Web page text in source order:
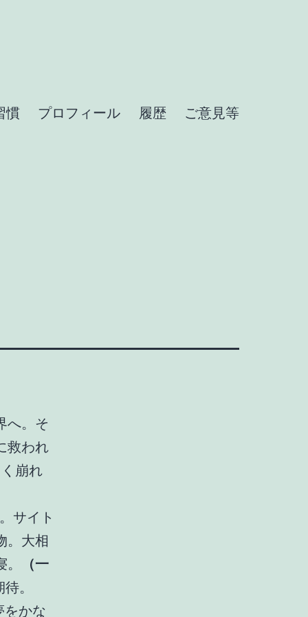
慣 プロフィール 履歴 ご意見等
へ。そ
救われ
崩れ
サイト
。大相
（一
。
をかな